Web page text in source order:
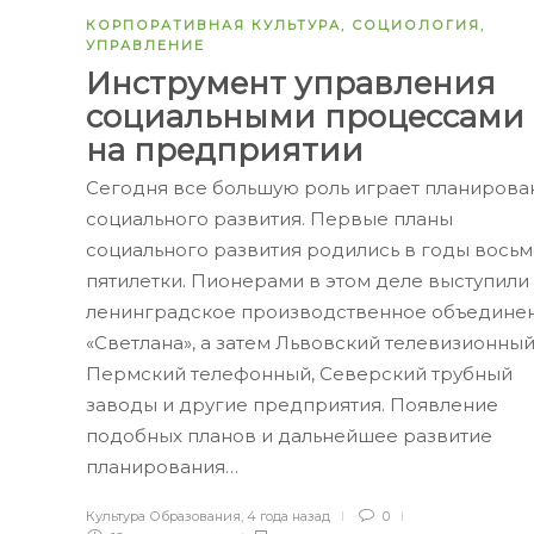
КОРПОРАТИВНАЯ КУЛЬТУРА , СОЦИОЛОГИЯ ,
УПРАВЛЕНИЕ
Инструмент управления
социальными процессами
на предприятии
Сегодня все большую роль играет
социального развития. Первые планы
социального развития родились в годы
пятилетки. Пионерами в этом деле выступили
ленинградское производственное
«Светлана», а затем Львовский
Пермский телефонный, Северский трубный
заводы и другие предприятия. Появление
подобных планов и дальнейшее развитие
планирования…
Культура Образования 4 года назад
0